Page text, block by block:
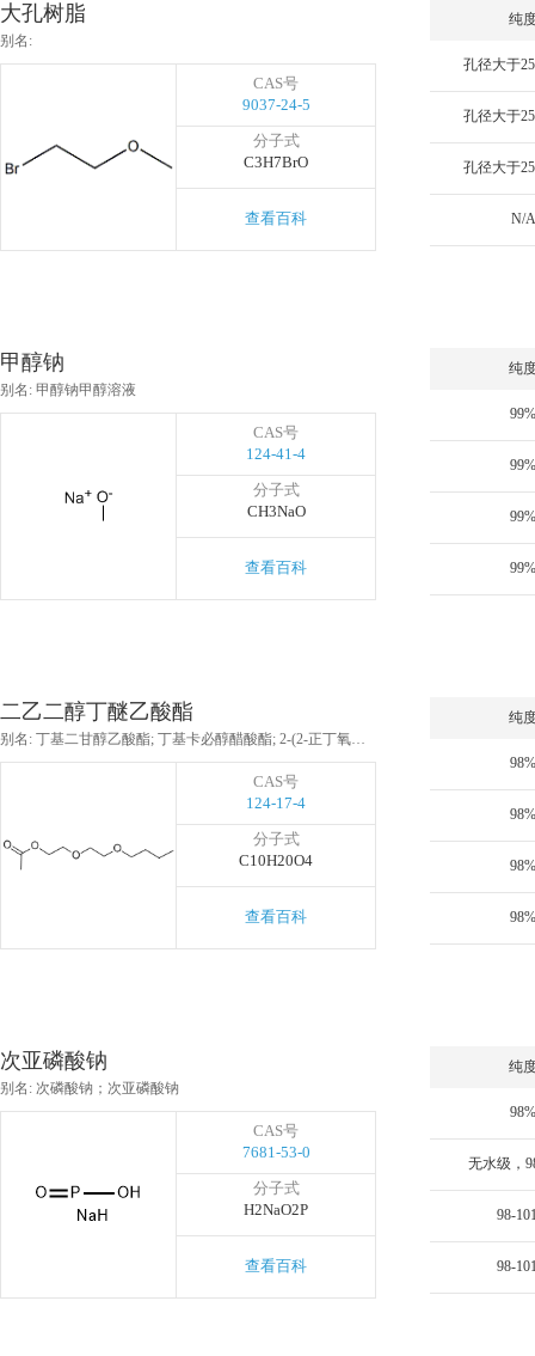
大孔树脂
别名:
CAS号
9037-24-5
分子式
C3H7BrO
查看百科
纯
N/A
甲醇钠
别名: 甲醇钠甲醇溶液
CAS号
124-41-4
分子式
CH3NaO
查看百科
纯
99%
99%
99%
99%
二乙二醇丁醚乙酸酯
别名: 丁基二甘醇乙酸酯; 丁基卡必醇醋酸酯; 2-(2-正丁氧基乙氧基)乙酸乙酯
CAS号
124-17-4
分子式
C10H20O4
查看百科
纯
98%
98%
98%
98%
次亚磷酸钠
别名: 次磷酸钠；次亚磷酸钠
CAS号
7681-53-0
分子式
H2NaO2P
查看百科
纯
98%
无水级，
98-
98-